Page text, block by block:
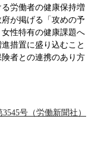
労働者の健康保持増
が掲げる「攻めの予
性特有の健康課題へ
措置に盛り込むこと
者との連携のあり方
号（労働新聞社）